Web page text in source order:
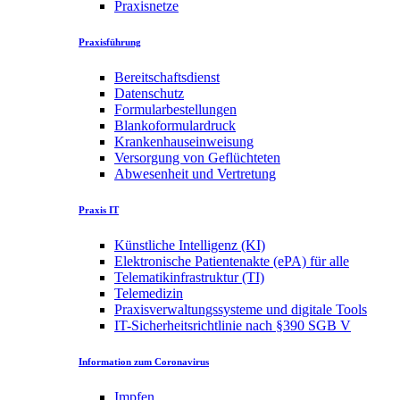
Praxisnetze
Praxisführung
Bereitschaftsdienst
Datenschutz
Formularbestellungen
Blankoformulardruck
Krankenhauseinweisung
Versorgung von Geflüchteten
Abwesenheit und Vertretung
Praxis IT
Künstliche Intelligenz (KI)
Elektronische Patientenakte (ePA) für alle
Telematikinfrastruktur (TI)
Telemedizin
Praxisverwaltungssysteme und digitale Tools
IT-Sicherheitsrichtlinie nach §390 SGB V
Information zum Coronavirus
Impfen